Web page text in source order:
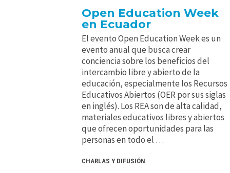
Open Education Week
en Ecuador
El evento Open Education Week es un
evento anual que busca crear
conciencia sobre los beneficios del
intercambio libre y abierto de la
educación, especialmente los Recursos
Educativos Abiertos (OER por sus siglas
en inglés). Los REA son de alta calidad,
materiales educativos libres y abiertos
que ofrecen oportunidades para las
personas en todo el …
CHARLAS Y DIFUSIÓN